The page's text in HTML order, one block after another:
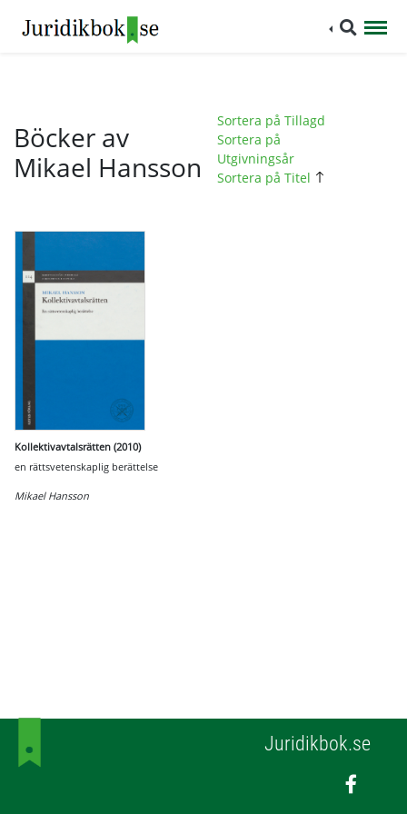
Böcker av
Mikael Hansson
Sortera på Tillagd
Sortera på
Utgivningsår
Sortera på Titel
Kollektivavtalsrätten (2010)
en rättsvetenskaplig berättelse
Mikael Hansson
Juridikbok.se